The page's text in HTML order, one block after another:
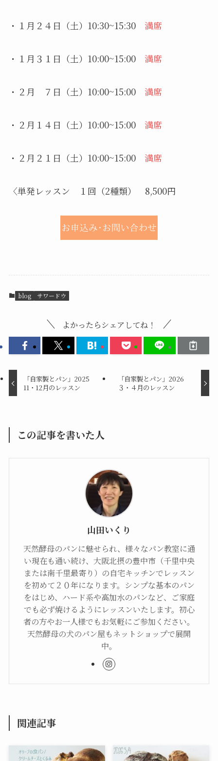
・１月２４日（土）10:30~15:30 満席
・１月３１日（土）10:00~15:00 満席
・２月 ７日（土）10:00~15:00 満席
・２月１４日（土）10:00~15:00 満席
・２月２１日（土）10:00~15:00 満席
〈単発レッスン １回（2種類） 8,500円
blog サワードウ
よかったらシェアしてね！
「自家製とパン」2025
11・12月のレッスン
「自家製とパン」2026
３・４月のレッスン
この記事を書いた人
山田いくり
天然酵母のパンに魅せられ、様々なパン教室に通
い現在も通い続け、大阪北摂の豊中市（千里中央
または南千里最寄り）の自宅キッチンでレッスン
を初めて２０年になります。シンプな基本のパン
をはじめ、ハード系や高加水のパンなど、ご家庭
でも必ず焼けるようにレッスンいたします。初心
者の方やお一人様でもお気軽にご参加ください。
天然酵母の犬のパン屋もネットショップで展開
中。
関連記事